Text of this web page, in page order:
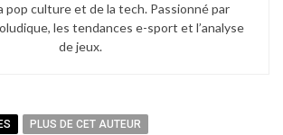
pop culture et de la tech. Passionné par
les tendances e-sport et l’analyse
de jeux.
PLUS DE CET AUTEUR